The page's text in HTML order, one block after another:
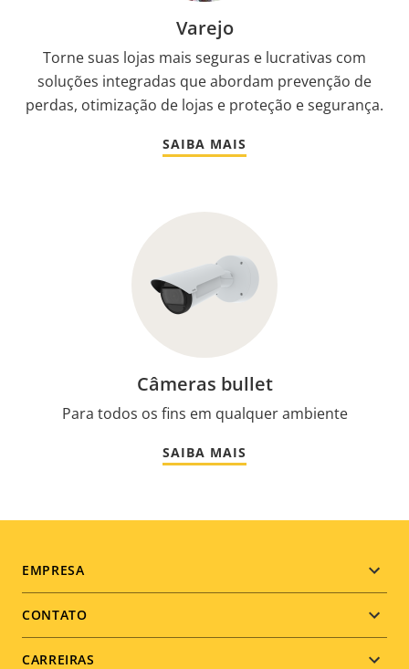
Varejo
Torne suas lojas mais seguras e lucrativas com
soluções integradas que abordam prevenção de
perdas, otimização de lojas e proteção e segurança.
SAIBA MAIS
Câmeras bullet
Para todos os fins em qualquer ambiente
SAIBA MAIS
Footer
menu
EMPRESA
CONTATO
CARREIRAS